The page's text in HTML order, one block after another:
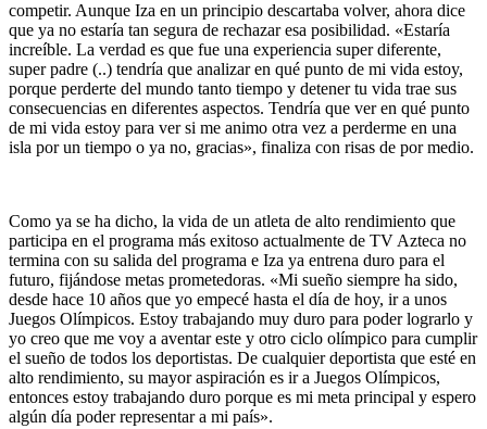
competir. Aunque Iza en un principio descartaba volver, ahora dice
que ya no estaría tan segura de rechazar esa posibilidad. «Estaría
increíble. La verdad es que fue una experiencia super diferente,
super padre (..) tendría que analizar en qué punto de mi vida estoy,
porque perderte del mundo tanto tiempo y detener tu vida trae sus
consecuencias en diferentes aspectos. Tendría que ver en qué punto
de mi vida estoy para ver si me animo otra vez a perderme en una
isla por un tiempo o ya no, gracias», finaliza con risas de por medio.
Como ya se ha dicho, la vida de un atleta de alto rendimiento que
participa en el programa más exitoso actualmente de TV Azteca no
termina con su salida del programa e Iza ya entrena duro para el
futuro, fijándose metas prometedoras. «Mi sueño siempre ha sido,
desde hace 10 años que yo empecé hasta el día de hoy, ir a unos
Juegos Olímpicos. Estoy trabajando muy duro para poder lograrlo y
yo creo que me voy a aventar este y otro ciclo olímpico para cumplir
el sueño de todos los deportistas. De cualquier deportista que esté en
alto rendimiento, su mayor aspiración es ir a Juegos Olímpicos,
entonces estoy trabajando duro porque es mi meta principal y espero
algún día poder representar a mi país».